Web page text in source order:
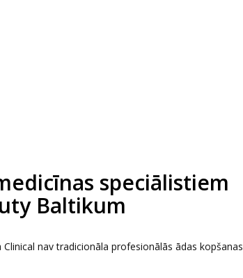
speciālistiem
Baltikum
nav tradicionāla profesionālās ādas kopšanas